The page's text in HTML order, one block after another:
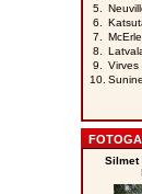
Silmet